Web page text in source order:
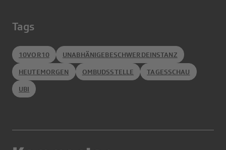
Tags
10VOR10 UNABHÄNIGEBESCHWERDEINSTANZ
HEUTEMORGEN OMBUDSSTELLE TAGESSCHAU
UBI